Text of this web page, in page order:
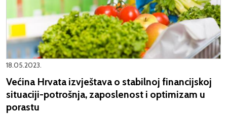
18.05.2023.
Većina Hrvata izvještava o stabilnoj financijskoj
situaciji-potrošnja, zaposlenost i optimizam u
porastu